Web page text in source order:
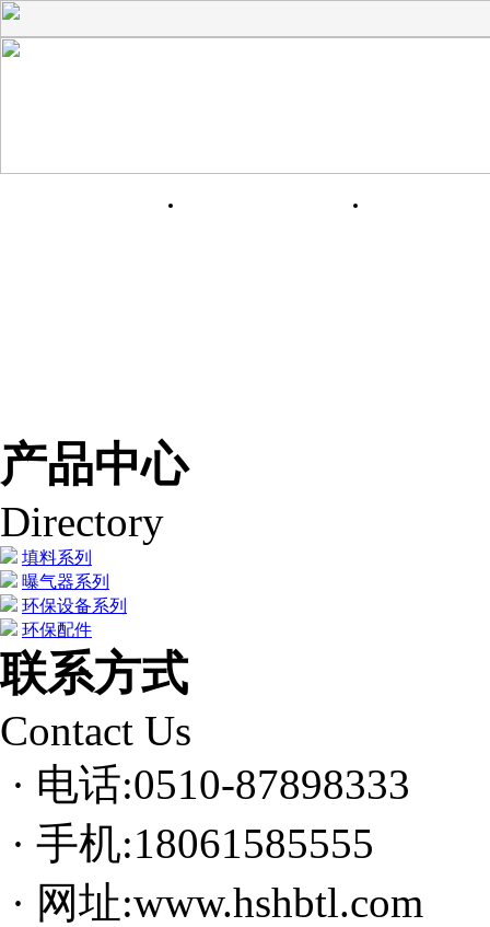
产品中心
Directory
填料系列
曝气器系列
环保设备系列
环保配件
联系方式
Contact Us
· 电话:0510-87898333
· 手机:18061585555
· 网址:www.hshbtl.com